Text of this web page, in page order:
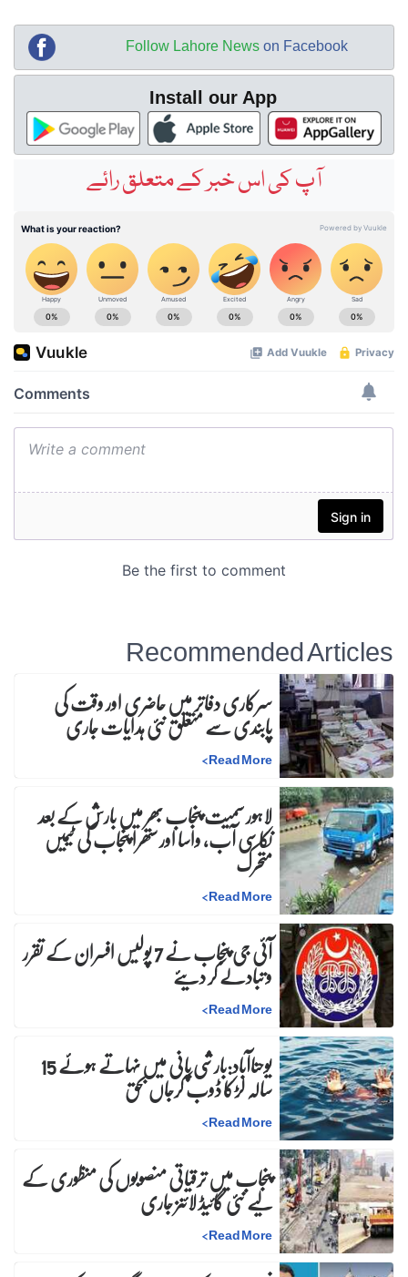
Follow Lahore News on Facebook
Install our App
آپ کی اس خبر کے متعلق رائے
Recommended Articles
سرکاری دفاتر میں حاضری اور وقت کی
پابندی سے متعلق نئی ہدایات جاری
Read More
>
لاہور سمیت پنجاب بھر میں بارش کے بعد
نکاسی آب، واسا اور ستھرا پنجاب کی ٹیمیں
متحرک
Read More
>
آئی جی پنجاب نے 7 پولیس افسران کے تقرر و تبادلے کر دیئے
Read More
>
یوحناآباد:بارشی پانی میں نہاتے ہوئے 15 سالہ لڑکا ڈوب کرجاں بحق
Read More
>
پنجاب میں ترقیاتی منصوبوں کی منظوری کے
لیے نئی گائیڈ لائنز جاری
Read More
>